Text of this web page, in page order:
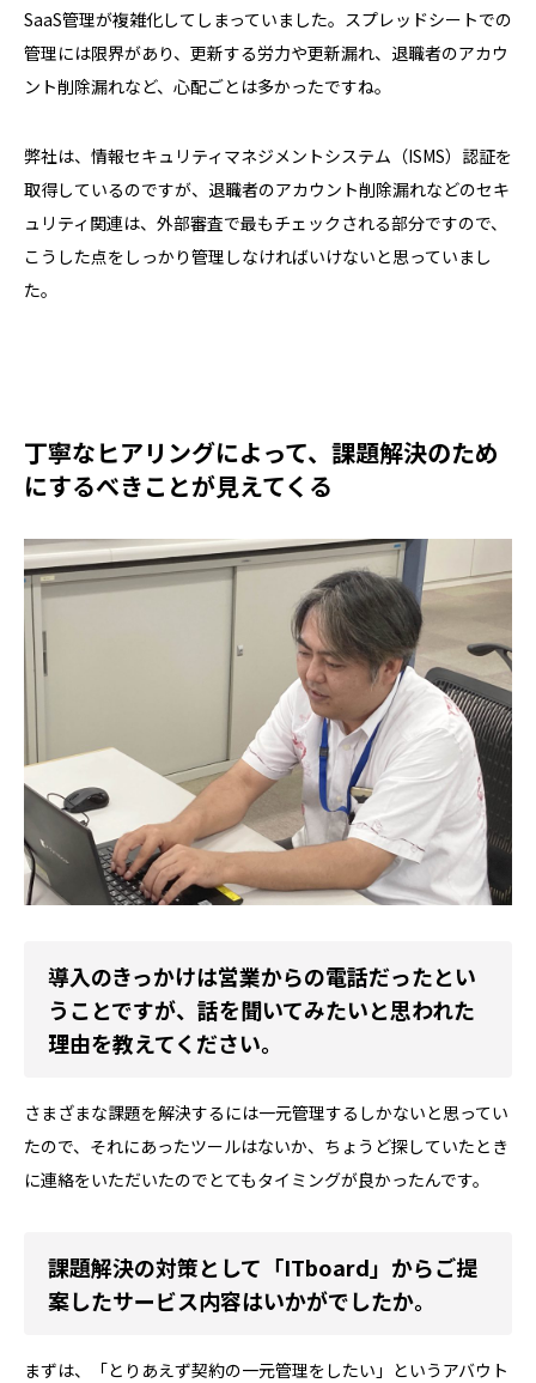
SaaS管理が複雑化してしまっていました。スプレッドシートでの
管理には限界があり、更新する労力や更新漏れ、退職者のアカウ
ント削除漏れなど、心配ごとは多かったですね。
弊社は、情報セキュリティマネジメントシステム（ISMS）認証を
取得しているのですが、退職者のアカウント削除漏れなどのセキ
ュリティ関連は、外部審査で最もチェックされる部分ですので、
こうした点をしっかり管理しなければいけないと思っていまし
た。
丁寧なヒアリングによって、課題解決のため
にするべきことが見えてくる
導入のきっかけは営業からの電話だったとい
うことですが、話を聞いてみたいと思われた
理由を教えてください。
さまざまな課題を解決するには一元管理するしかないと思ってい
たので、それにあったツールはないか、ちょうど探していたとき
に連絡をいただいたのでとてもタイミングが良かったんです。
課題解決の対策として「ITboard」からご提
案したサービス内容はいかがでしたか。
まずは、「とりあえず契約の一元管理をしたい」というアバウト